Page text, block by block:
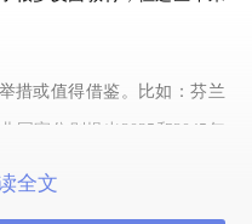
措或值得借鉴。比如：芬兰
国家分别提出2035和2045年
碳中和目标，如哥本哈根提
全文